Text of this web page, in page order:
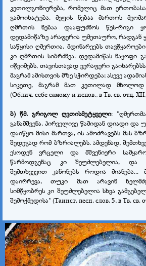
კეთილგონიერება, რომელიც მათ
გამოიხატება. მეფის ნებაა მართოს
ღმრთის ნებაა დააფუძნოს წეს-რიგი
დედამიწაზე არაფერია უმეთაურო, რადგან
საწყისი ღმერთია. მდინარეებს
კი ღმრთის სიბრძნეა. დედამიწას ნაყოფი
იწვიმებს, თავისთავად ვერაფერი
მაგრამ ამისთვის მზე სჭირდება; ასევე
სიკეთე, მაგრამ მათ კეთილად
(Облич. себе самому и испов., в Тв. св. отц.
ბ) წმ. გრიგოლ ღვთისმეტყველი:
განამშვენა, პირველივე წამიდან დიადი და
დაიწყო მისი მართვა, ის ამოძრავებს მას
შედეგად რომ ბზრიალებს. ამდენად,
ესოდენ ვრცელი და მშვენიერი
წარმოდგენაც კი შეუძლებელია, და
შემთხვევით კანონებს როდია
დაირრევა, თუკი მათ არავინ
სიმწყობრეს კი შეუძლებელია სხვა
შემოქმედისა" (Таинст. песн. слов. 5, в Тв. св.